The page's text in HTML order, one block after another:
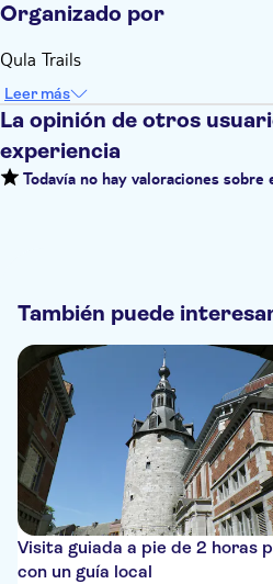
Organizado por
Qula Trails
Leer más
La opinión de otros
experiencia
Todavía no hay valoraciones sobre
También puede
Visita guiada a pie de 2 horas
con un guía local